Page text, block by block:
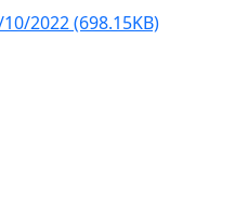
2022(698.15KB)